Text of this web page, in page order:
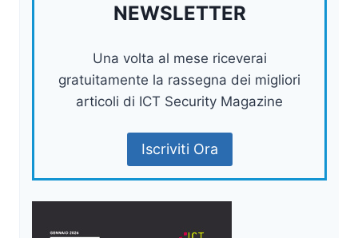
NEWSLETTER
Una volta al mese riceverai
gratuitamente la rassegna dei migliori
articoli di ICT Security Magazine
Iscriviti Ora